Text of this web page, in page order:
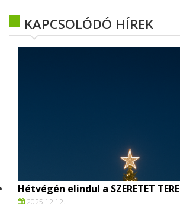
KAPCSOLÓDÓ HÍREK
Hétvégén elindul a SZERETET TERE